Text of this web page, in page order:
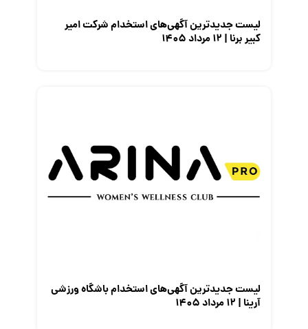
لیست جدیدترین آگهی‌های استخدام شرکت امیر
کبیر برنا | ۱۲ مرداد ۱۴۰۵
لیست جدیدترین آگهی‌های استخدام باشگاه ورزشی
آرینا | ۱۲ مرداد ۱۴۰۵